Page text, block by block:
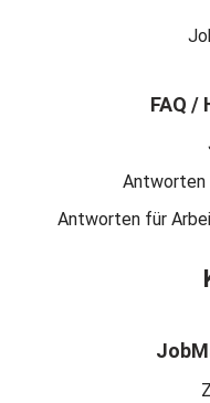
FAQ /
Antworten für